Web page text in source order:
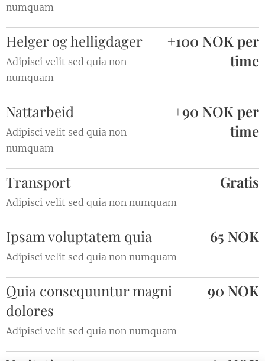
numquam
Helger og helligdager
Adipisci velit sed quia non
numquam
+100 NOK per
time
Nattarbeid
Adipisci velit sed quia non
numquam
+90 NOK per
time
Transport
Adipisci velit sed quia non numquam
Gratis
Ipsam voluptatem quia
Adipisci velit sed quia non numquam
65 NOK
Quia consequuntur magni
dolores
Adipisci velit sed quia non numquam
90 NOK